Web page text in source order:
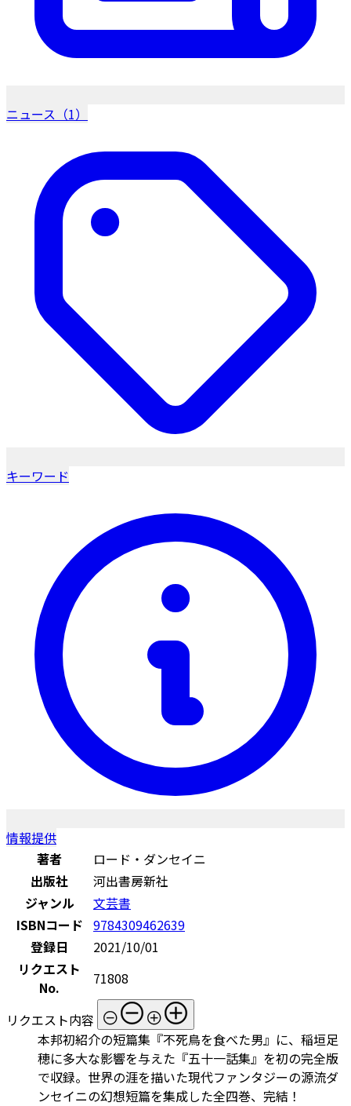
ニュース（1）
キーワード
情報提供
著者
ロード・ダンセイニ
出版社
河出書房新社
ジャンル
文芸書
ISBNコード 9784309462639
登録日
2021/10/01
リクエスト
No.
71808
リクエスト内容
本邦初紹介の短篇集『不死鳥を食べた男』に、稲垣足
穂に多大な影響を与えた『五十一話集』を初の完全版
で収録。世界の涯を描いた現代ファンタジーの源流ダ
ンセイニの幻想短篇を集成した全四巻、完結！